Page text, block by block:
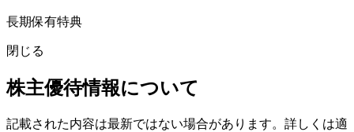
長期保有特典
閉じる
株主優待情報について
記載された内容は最新ではない場合があります。詳しくは適